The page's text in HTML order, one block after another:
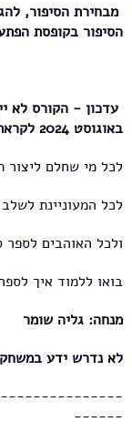
מבחירת הסיפור,
הסיפור בקופסת
עדכון - הקורס לא
באוגוסט 2024 לקראת ההרשמה לשנה הבאה
לכל מי שחלם ליצור
לכל המעוניינת
ולכל האוהבים לספר
בואו ללמוד איך
מנחה: גליה שומר
לא נדרש ידע
------